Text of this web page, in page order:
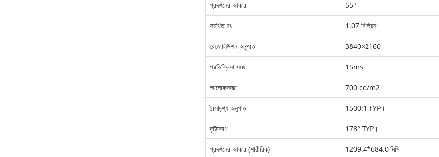
প্রদর্শনের আকার 55"
সমর্থিত রং 1.07 বিলিয়ন
রেজোলিউশন অনুপাত 3840×2160
প্রতিক্রিয়া সময় 15ms
আলোকসজ্জা 700 cd/m2
বৈসাদৃশ্য অনুপাত 1500:1 TYP।
দৃষ্টিকোণ 178° TYP।
প্রদর্শনের আকার (শারীরিক) 1209.4*684.0 মিমি